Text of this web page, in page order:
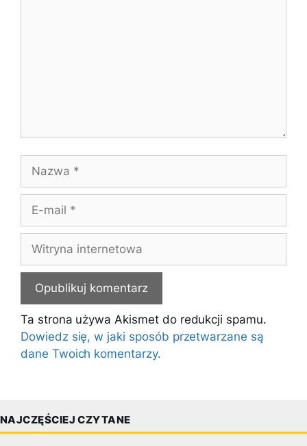
mail
internetowa
Ta strona używa Akismet do redukcji spamu.
Dowiedz się, w jaki sposób przetwarzane są
dane Twoich komentarzy.
NAJCZĘŚCIEJ CZYTANE